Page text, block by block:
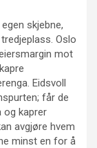
skjebne,
Oslo
mot
Eidsvoll
får de
og kaprer
avgjøre hvem
minst en for å